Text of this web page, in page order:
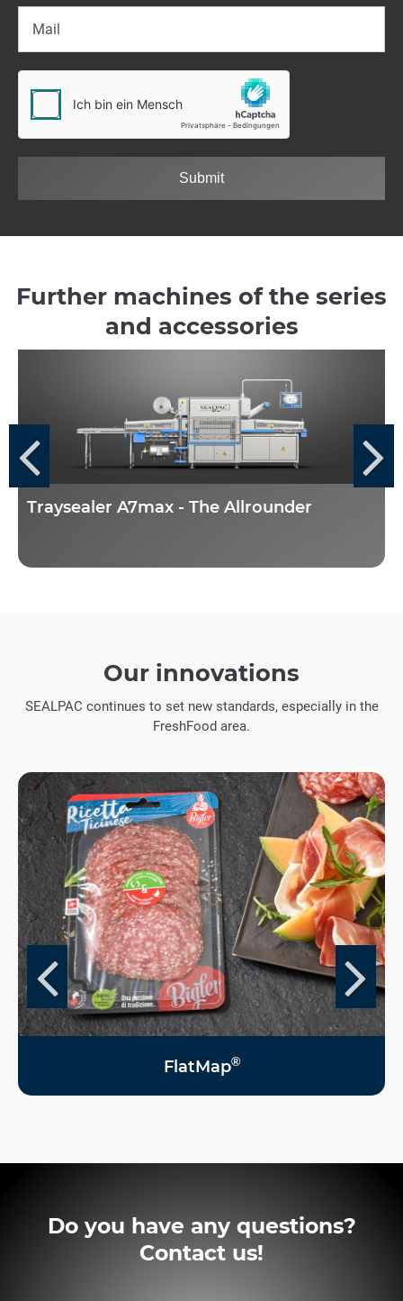
Submit
Further machines of the series
and accessories
Traysealer A7max - The Allrounder
Our innovations
SEALPAC continues to set new standards, especially in the
FreshFood area.
FlatMap®
Do you have any questions?
Contact us!